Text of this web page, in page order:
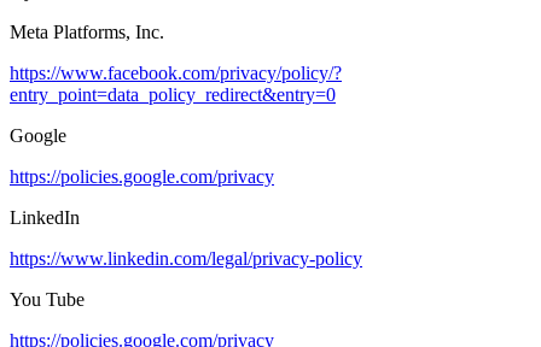
Meta Platforms, Inc.
https://www.facebook.com/privacy/policy/?
entry_point=data_policy_redirect&entry=0
Google
https://policies.google.com/privacy
LinkedIn
https://www.linkedin.com/legal/privacy-policy
You Tube
https://policies.google.com/privacy